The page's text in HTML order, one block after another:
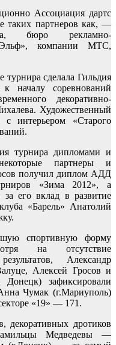
Ассоциация дартс
таких партнеров как, —
бюро рекламно-
компании МТС,
турнира сделала Гильдия
к началу соревнований
декоративно-
Художественный
с интерьером «Старого
турнира дипломами и
партнеры и
получил диплом АДД
«Зима 2012», а
его вклад в развитие
«Барель» Анатолий
спортивную форму
на отсутствие
Александр
Алексей Гросов и
зафиксировали
Чумак (г.Мариуполь)
«19» — 171.
декоративных дротиков
Медведевы —